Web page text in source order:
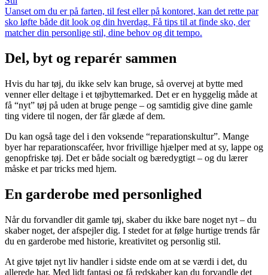
Uanset om du er på farten, til fest eller på kontoret, kan det rette par
sko løfte både dit look og din hverdag. Få tips til at finde sko, der
matcher din personlige stil, dine behov og dit tempo.
Del, byt og reparér sammen
Hvis du har tøj, du ikke selv kan bruge, så overvej at bytte med
venner eller deltage i et tøjbyttemarked. Det er en hyggelig måde at
få “nyt” tøj på uden at bruge penge – og samtidig give dine gamle
ting videre til nogen, der får glæde af dem.
Du kan også tage del i den voksende “reparationskultur”. Mange
byer har reparationscaféer, hvor frivillige hjælper med at sy, lappe og
genopfriske tøj. Det er både socialt og bæredygtigt – og du lærer
måske et par tricks med hjem.
En garderobe med personlighed
Når du forvandler dit gamle tøj, skaber du ikke bare noget nyt – du
skaber noget, der afspejler dig. I stedet for at følge hurtige trends får
du en garderobe med historie, kreativitet og personlig stil.
At give tøjet nyt liv handler i sidste ende om at se værdi i det, du
allerede har. Med lidt fantasi og få redskaber kan du forvandle det